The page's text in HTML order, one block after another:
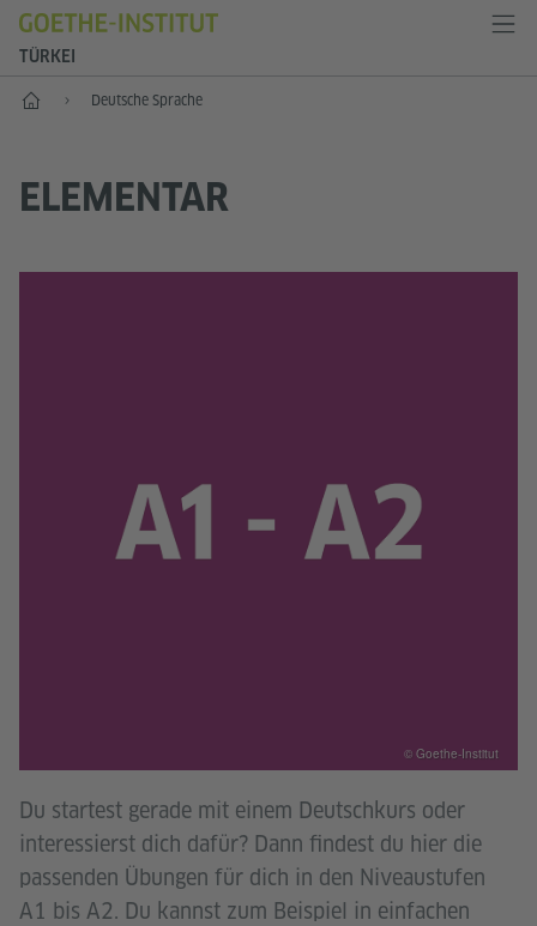
TÜRKEI
Start Deutsche Sprache
ELEMENTAR
Du startest gerade mit einem Deutschkurs oder
interessierst dich dafür? Dann findest du hier die
passenden Übungen für dich in den Niveaustufen
A1 bis A2. Du kannst zum Beispiel in einfachen
© Goethe-Institut